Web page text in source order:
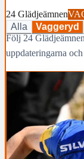
24 Glädjeämnen
Alla
Vaggeryd
Följ 24
uppdateringarna